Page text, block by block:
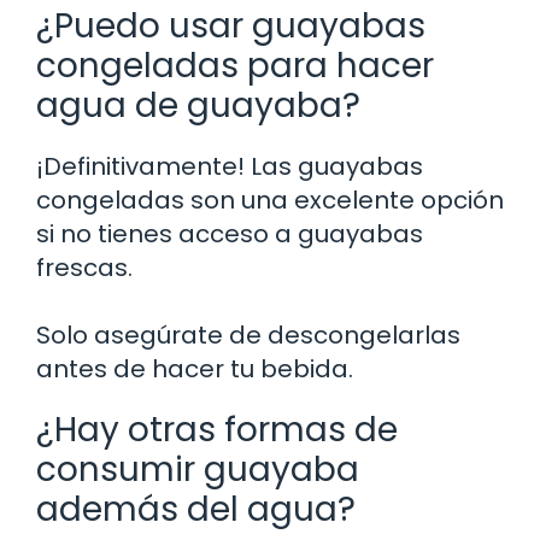
¿Puedo usar guayabas
congeladas para hacer
agua de guayaba?
¡Definitivamente! Las guayabas
congeladas son una excelente opción
si no tienes acceso a guayabas
frescas.
Solo asegúrate de descongelarlas
antes de hacer tu bebida.
¿Hay otras formas de
consumir guayaba
además del agua?